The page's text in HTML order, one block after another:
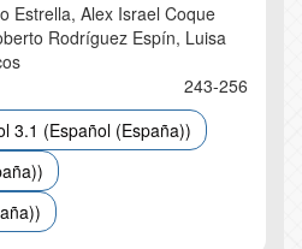
Estrella, Alex Israel Coque
Rodríguez Espín, Luisa
243-256
3.1 (Español (España))